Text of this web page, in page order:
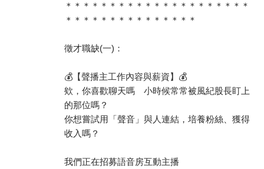
＊＊＊＊＊＊＊＊＊＊＊＊＊＊＊＊＊＊＊＊＊
＊＊＊＊＊＊＊＊＊＊＊＊＊＊＊
徵才職缺(一)：
💰【聲播主工作內容與薪資】💰
欸，你喜歡聊天嗎 小時候常常被風紀股長盯上
的那位嗎？
你想嘗試用「聲音」與人連結，培養粉絲、獲得
收入嗎？
我們正在招募語音房互動主播